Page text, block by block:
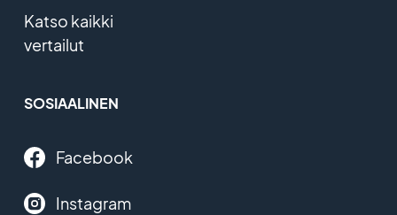
Katso kaikki
vertailut
SOSIAALINEN
Facebook
Instagram